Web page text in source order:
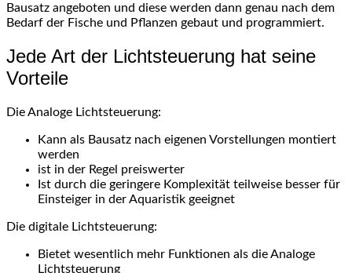
Bausatz angeboten und diese werden dann genau nach dem
Bedarf der Fische und Pflanzen gebaut und programmiert.
Jede Art der Lichtsteuerung hat seine
Vorteile
Die Analoge Lichtsteuerung:
Kann als Bausatz nach eigenen Vorstellungen montiert
werden
ist in der Regel preiswerter
Ist durch die geringere Komplexität teilweise besser für
Einsteiger in der Aquaristik geeignet
Die digitale Lichtsteuerung:
Bietet wesentlich mehr Funktionen als die Analoge
Lichtsteuerung